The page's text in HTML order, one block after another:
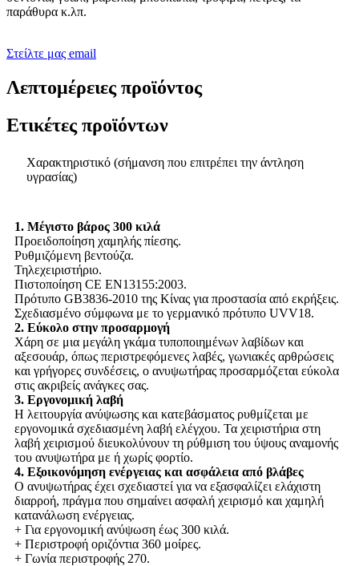
παράθυρα κ.λπ.
Στείλτε μας email
Λεπτομέρειες προϊόντος
Ετικέτες προϊόντων
Χαρακτηριστικό (σήμανση που επιτρέπει την άντληση
υγρασίας)
1. Μέγιστο βάρος 300 κιλά
Προειδοποίηση χαμηλής πίεσης.
Ρυθμιζόμενη βεντούζα.
Τηλεχειριστήριο.
Πιστοποίηση CE EN13155:2003.
Πρότυπο GB3836-2010 της Κίνας για προστασία από εκρήξεις.
Σχεδιασμένο σύμφωνα με το γερμανικό πρότυπο UVV18.
2. Εύκολο στην προσαρμογή
Χάρη σε μια μεγάλη γκάμα τυποποιημένων λαβίδων και
αξεσουάρ, όπως περιστρεφόμενες λαβές, γωνιακές αρθρώσεις
και γρήγορες συνδέσεις, ο ανυψωτήρας προσαρμόζεται εύκολα
στις ακριβείς ανάγκες σας.
3. Εργονομική λαβή
Η λειτουργία ανύψωσης και κατεβάσματος ρυθμίζεται με
εργονομικά σχεδιασμένη λαβή ελέγχου. Τα χειριστήρια στη
λαβή χειρισμού διευκολύνουν τη ρύθμιση του ύψους αναμονής
του ανυψωτήρα με ή χωρίς φορτίο.
4. Εξοικονόμηση ενέργειας και ασφάλεια από βλάβες
Ο ανυψωτήρας έχει σχεδιαστεί για να εξασφαλίζει ελάχιστη
διαρροή, πράγμα που σημαίνει ασφαλή χειρισμό και χαμηλή
κατανάλωση ενέργειας.
+ Για εργονομική ανύψωση έως 300 κιλά.
+ Περιστροφή οριζόντια 360 μοίρες.
+ Γωνία περιστροφής 270.